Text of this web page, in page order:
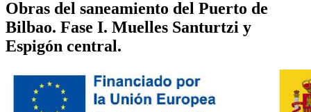
Obras del saneamiento del Puerto de
Bilbao. Fase I. Muelles Santurtzi y
Espigón central.